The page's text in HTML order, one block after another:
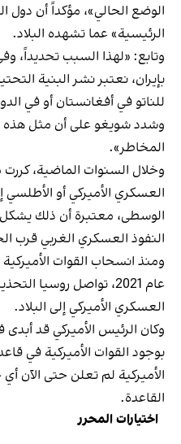
الوضع الحالي»، مؤكداً أن
الرئيسية» عما تشهده البلاد.
وتابع: «لهذا السبب تحديداً،
بإيران، نعتبر نشر البنية
للناتو في أفغانستان أو في
وشدد شويغو على أن مثل
المخاطر».
وخلال السنوات الماضية،
العسكري الأميركي أو الأطلسي
الوسطى، معتبرة أن ذلك يشكل
النفوذ العسكري الغربي قرب
ومنذ انسحاب القوات
عام 2021، تواصل روسيا
العسكري الأميركي إلى البلاد.
وكان الرئيس الأميركي قد
بوجود القوات الأميركية في
الأميركية لم تعلن حتى الآن
القاعدة.
اختيارات المحرر